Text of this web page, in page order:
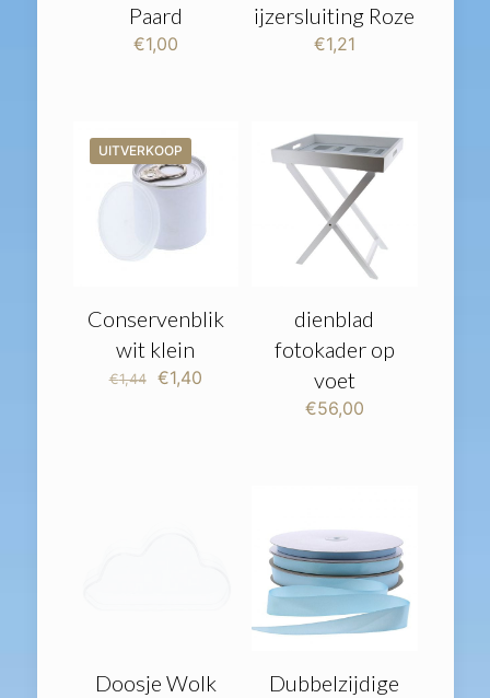
Paard
€1,00
ijzersluiting Roze
€1,21
UITVERKOOP
Conservenblik
wit klein
€1,44
Oorspronkelijke
€1,40Huidige
dienblad
fotokader op
voet
€56,00
Doosje Wolk
Dubbelzijdige